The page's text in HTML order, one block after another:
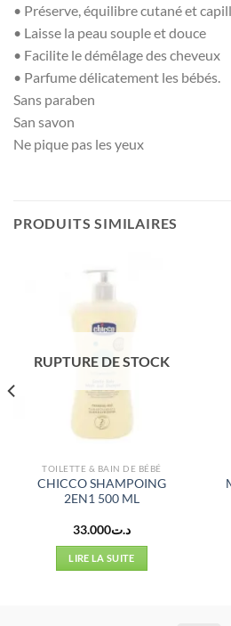
• Préserve, équilibre cutané et
• Laisse la peau souple et douce
• Facilite le démêlage des cheveux
• Parfume délicatement les bébés.
Sans paraben
San savon
Ne pique pas les yeux
PRODUITS SIMILAIRES
RUPTURE DE STOCK
TOILETTE & BAIN DE BÉBÉ
CHICCO SHAMPOING
2EN1 500 ML
د.ت33.000
LIRE LA SUITE